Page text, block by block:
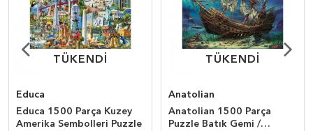
TÜKENDİ
TÜKENDİ
Educa
Educa 1500 Parça Kuzey
Amerika Sembolleri Puzzle
TÜKENDİ
TÜKENDİ
Anatolian
Anatolian 1500 Parça
Puzzle Batık Gemi /